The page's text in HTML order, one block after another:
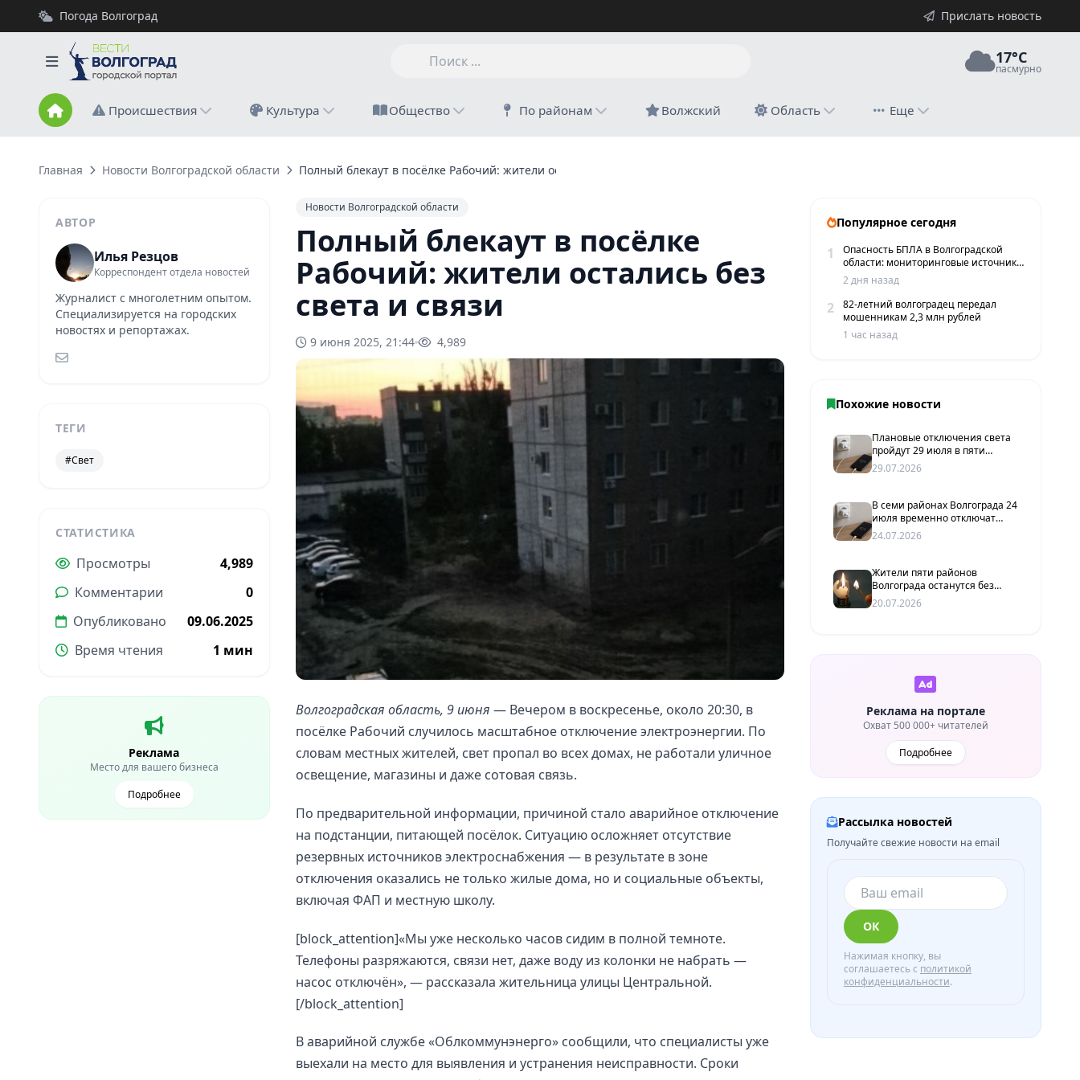
Погода Волгоград Прислать новость
17°C
пасмурно
Происшествия Культура Общество По районам Волжский Область Еще
Главная Новости Волгоградской области Полный блекаут в посёлке Рабочий: жители остались без света и связи
АВТОР
Илья Резцов
Корреспондент отдела новостей
Журналист с многолетним опытом.
Специализируется на городских
новостях и репортажах.
ТЕГИ
#Свет
СТАТИСТИКА
Просмотры
4,989
Комментарии
0
Опубликовано
09.06.2025
Время чтения
1 мин
Реклама
Место для вашего бизнеса
Подробнее
Новости Волгоградской области
Полный блекаут в посёлке
Рабочий: жители остались без
света и связи
9 июня 2025, 21:44 4,989
Волгоградская область, 9 июня — Вечером в воскресенье, около 20:30, в
посёлке Рабочий случилось масштабное отключение электроэнергии. По
словам местных жителей, свет пропал во всех домах, не работали уличное
освещение, магазины и даже сотовая связь.
По предварительной информации, причиной стало аварийное отключение
на подстанции, питающей посёлок. Ситуацию осложняет отсутствие
резервных источников электроснабжения — в результате в зоне
отключения оказались не только жилые дома, но и социальные объекты,
включая ФАП и местную школу.
[block_attention]«Мы уже несколько часов сидим в полной темноте.
Телефоны разряжаются, связи нет, даже воду из колонки не набрать —
насос отключён», — рассказала жительница улицы Центральной.
[/block_attention]
В аварийной службе «Облкоммунэнерго» сообщили, что специалисты уже
выехали на место для выявления и устранения неисправности. Сроки
Популярное сегодня
1
Опасность БПЛА в Волгоградской
области: мониторинговые источники
сообщают о пролетах беспилотников
2 дня назад
2
82-летний волгоградец передал
мошенникам 2,3 млн рублей
1 час назад
Похожие новости
Плановые отключения света
пройдут 29 июля в пяти
районах Волгограда
29.07.2026
В семи районах Волгограда 24
июля временно отключат
электричество
24.07.2026
Жители пяти районов
Волгограда останутся без
света до 17:00
20.07.2026
Реклама на портале
Охват 500 000+ читателей
Подробнее
Рассылка новостей
Получайте свежие новости на email
ОК
Нажимая кнопку, вы
соглашаетесь с политикой
конфиденциальности.